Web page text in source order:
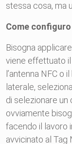
stessa cosa, ma
Come
Bisogna
viene effettuato
l’antenna NFC o
laterale,
di selezionare un
ovviamente
facendo il lavoro
avvicinato al Tag